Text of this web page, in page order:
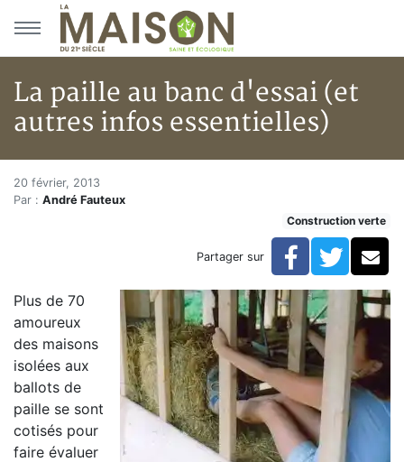
Aller au menu principal
Aller au contenu principal
La paille au banc d'essai (et
autres infos essentielles)
Accueil
Articles
La paille au banc d'essai (et autres infos essentielles)
La paille au banc d'essai (et
20 février, 2013
Par : André Fauteux
Construction verte
Partager sur Facebook
Plus de 70
amoureux
des maisons
isolées aux
ballots de
paille se sont
cotisés pour
faire évaluer